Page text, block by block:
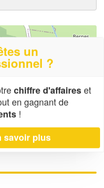
OpenStreetMap contributors,
un
?
chiffre d'affaireset
en gagnant de
!
savoir plus